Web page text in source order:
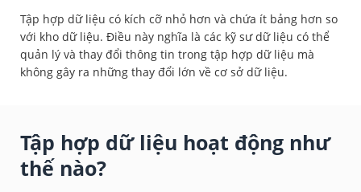
Tập hợp dữ liệu có kích cỡ nhỏ hơn và chứa ít bảng hơn so
với kho dữ liệu. Điều này nghĩa là các kỹ sư dữ liệu có thể
quản lý và thay đổi thông tin trong tập hợp dữ liệu mà
không gây ra những thay đổi lớn về cơ sở dữ liệu.
Tập hợp dữ liệu hoạt động như
thế nào?